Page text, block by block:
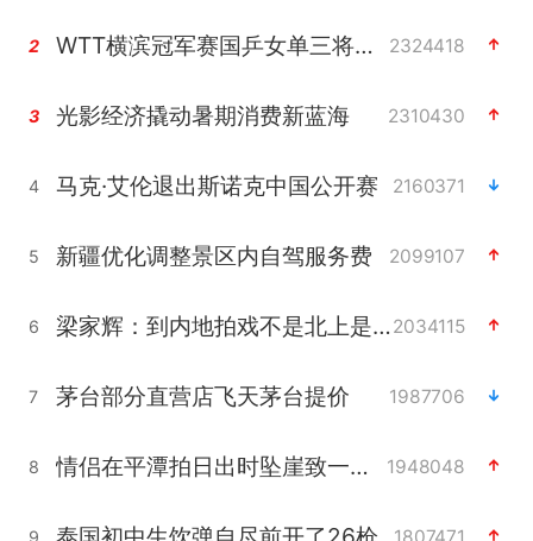
2 WTT横滨冠军赛国乒女单三将晋级四强 2324418
3 光影经济撬动暑期消费新蓝海 2310430
4 马克·艾伦退出斯诺克中国公开赛 2160371
5 新疆优化调整景区内自驾服务费 2099107
6 梁家辉：到内地拍戏不是北上是回归2034115
7 茅台部分直营店飞天茅台提价 1987706
8 情侣在平潭拍日出时坠崖致一死一伤 1948048
9 1807471